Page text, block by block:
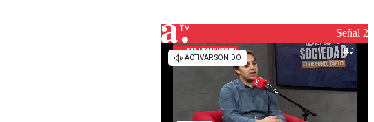
reconstrucciónSeñal 2